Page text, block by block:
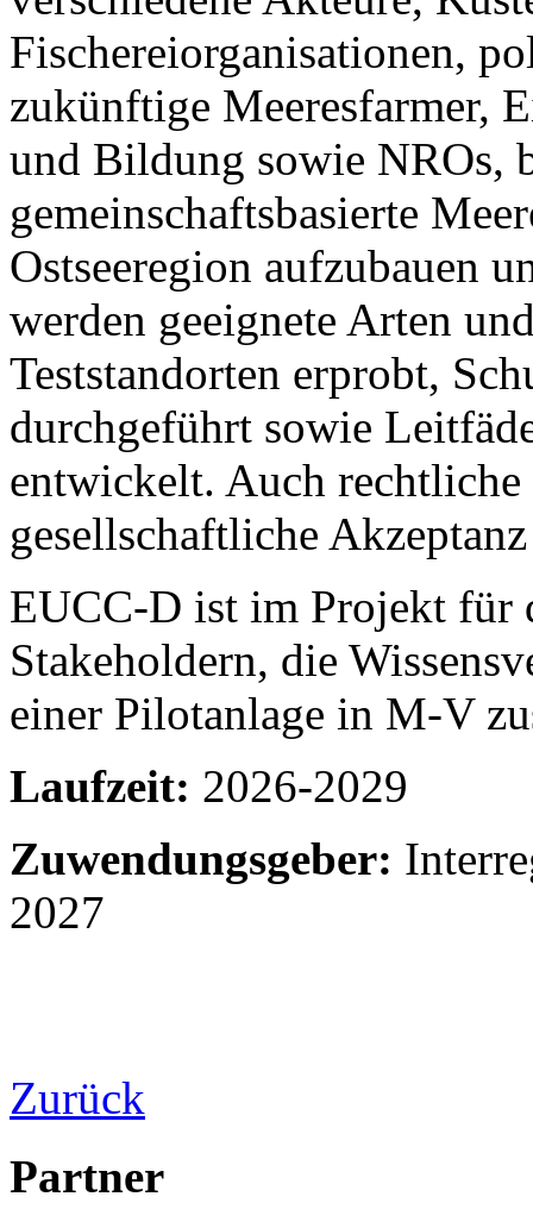
Fischereiorganisationen,
zukünftige Meeresfarmer,
und Bildung sowie NROs,
gemeinschaftsbasierte
Ostseeregion aufzubauen
werden geeignete Arten
Teststandorten erprobt,
durchgeführt sowie
entwickelt. Auch
gesellschaftliche
EUCC-D ist im Projekt für
Stakeholdern, die
einer Pilotanlage in M-V
Laufzeit: 2026-2029
Zuwendungsgeber:
2027
Zurück
Partner